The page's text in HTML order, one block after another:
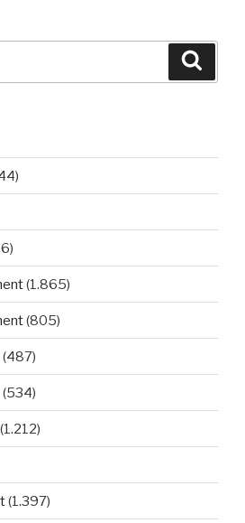
(1.865)
(805)
(487)
(534)
(1.212)
(1.397)